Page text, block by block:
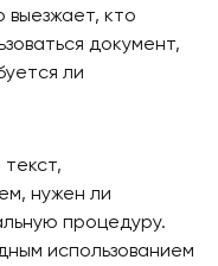
выезжает, кто
документ,
ли
нужен ли
процедуру.
использованием